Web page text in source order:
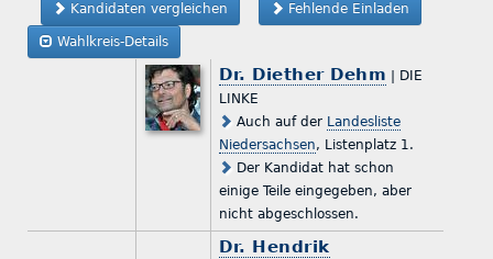
Kandidaten vergleichen Fehlende Einladen
Wahlkreis-Details
Dr. Diether Dehm | DIE
LINKE
Auch auf der Landesliste
Niedersachsen, Listenplatz 1.
Der Kandidat hat schon
einige Teile eingegeben, aber
nicht abgeschlossen.
Dr. Hendrik